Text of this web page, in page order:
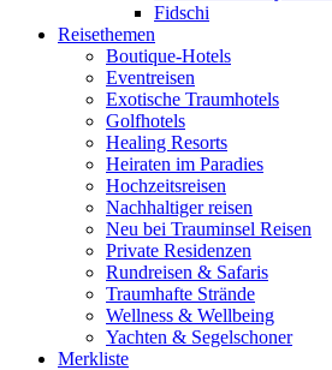
Fidschi
Reisethemen
Boutique-Hotels
Eventreisen
Exotische Traumhotels
Golfhotels
Healing Resorts
Heiraten im Paradies
Hochzeitsreisen
Nachhaltiger reisen
Neu bei Trauminsel Reisen
Private Residenzen
Rundreisen & Safaris
Traumhafte Strände
Wellness & Wellbeing
Yachten & Segelschoner
Merkliste